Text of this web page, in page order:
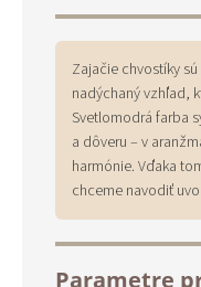
Zajačie chvostíky
nadýchaný vzhľad,
Svetlomodrá farba
a dôveru – v
harmónie. Vďaka
chceme navodiť
Parametre